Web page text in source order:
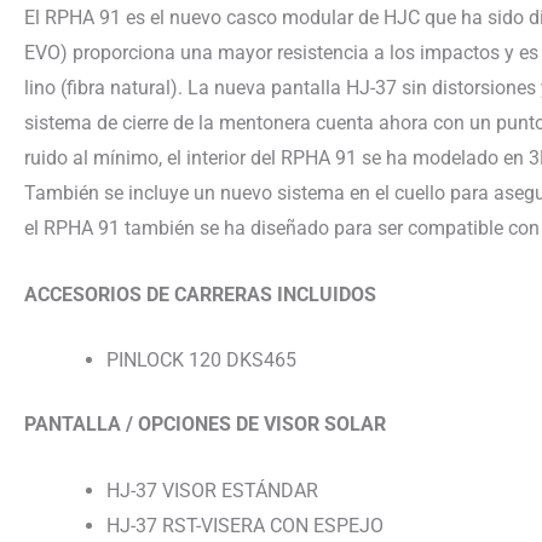
El RPHA 91 es el nuevo casco modular de HJC que ha
EVO) proporciona una mayor resistencia a los impactos y
lino (fibra natural). La nueva pantalla HJ-37 sin
sistema de cierre de la mentonera cuenta ahora con un
ruido al mínimo, el interior del RPHA 91 se ha modelado
También se incluye un nuevo sistema en el cuello para
el RPHA 91 también se ha diseñado para ser compatible
ACCESORIOS DE CARRERAS INCLUIDOS
PINLOCK 120 DKS465
PANTALLA / OPCIONES DE VISOR SOLAR
HJ-37 VISOR ESTÁNDAR
HJ-37 RST-VISERA CON ESPEJO